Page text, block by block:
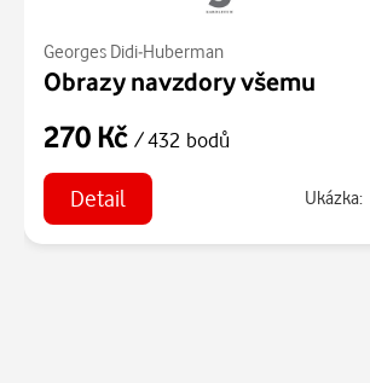
Georges Didi-Huberman
Obrazy navzdory všemu
270 Kč / 432 bodů
Detail Ukázka: